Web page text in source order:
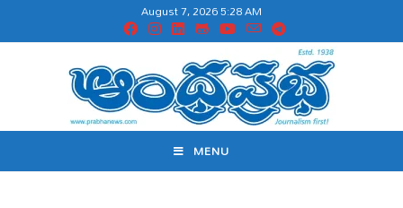
August 7, 2026 5:28 AM
MENU